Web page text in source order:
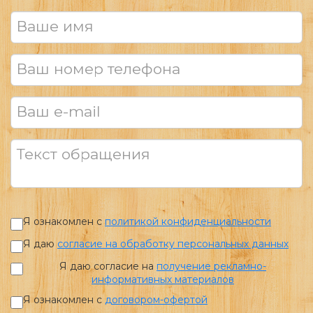
пространство для комфортной жизни! По
пишите!
Ваше имя
Ваш номер телефона
Ваш e-mail
Текст обращения
Я ознакомлен сполитикой конфиденциальности
Я даюсогласие на обработку персональных данных
Я даю согласие на получение рекламно-
информативных материалов
Я ознакомлен с договором-офертой